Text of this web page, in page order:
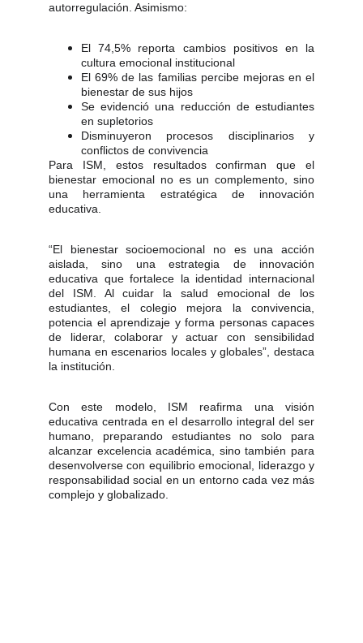
autorregulación. Asimismo:
El 74,5% reporta cambios positivos en la
cultura emocional institucional
El 69% de las familias percibe mejoras en el
bienestar de sus hijos
Se evidenció una reducción de estudiantes
en supletorios
Disminuyeron procesos disciplinarios y
conflictos de convivencia
Para ISM, estos resultados confirman que el
bienestar emocional no es un complemento, sino
una herramienta estratégica de innovación
educativa.
“El bienestar socioemocional no es una acción
aislada, sino una estrategia de innovación
educativa que fortalece la identidad internacional
del ISM. Al cuidar la salud emocional de los
estudiantes, el colegio mejora la convivencia,
potencia el aprendizaje y forma personas capaces
de liderar, colaborar y actuar con sensibilidad
humana en escenarios locales y globales”, destaca
la institución.
Con este modelo, ISM reafirma una visión
educativa centrada en el desarrollo integral del ser
humano, preparando estudiantes no solo para
alcanzar excelencia académica, sino también para
desenvolverse con equilibrio emocional, liderazgo y
responsabilidad social en un entorno cada vez más
complejo y globalizado.